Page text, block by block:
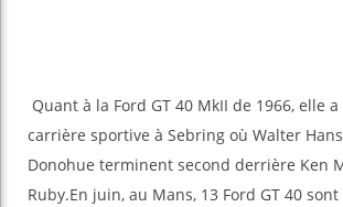
Quant à la Ford GT 40 MkII de 1966, elle
carrière sportive à Sebring où Walter
Donohue terminent second derrière Ken
Ruby.En juin, au Mans, 13 Ford GT 40